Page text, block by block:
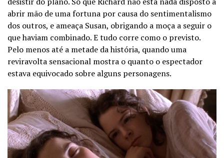
abrir mão de uma fortuna por causa do sentimentalismo
dos outros, e ameaça Susan, obrigando a moça a seguir o
que haviam combinado. E tudo corre como o previsto.
Pelo menos até a metade da história, quando uma
reviravolta sensacional mostra o quanto o espectador
estava equivocado sobre alguns personagens.